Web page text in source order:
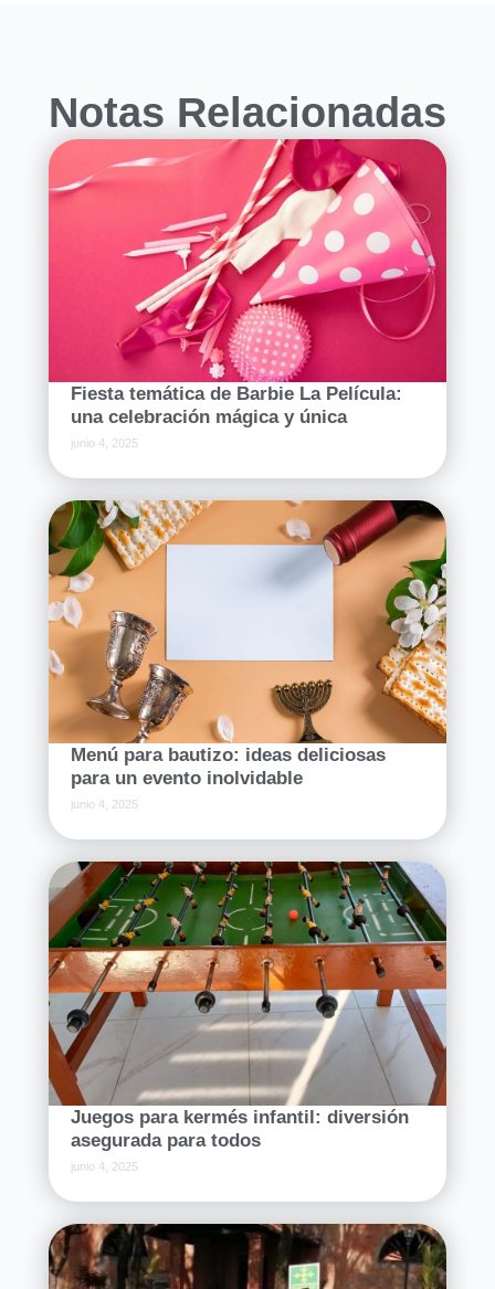
Notas Relacionadas
Fiesta temática de Barbie La Película:
una celebración mágica y única
junio 4, 2025
Menú para bautizo: ideas deliciosas
para un evento inolvidable
junio 4, 2025
Juegos para kermés infantil: diversión
asegurada para todos
junio 4, 2025